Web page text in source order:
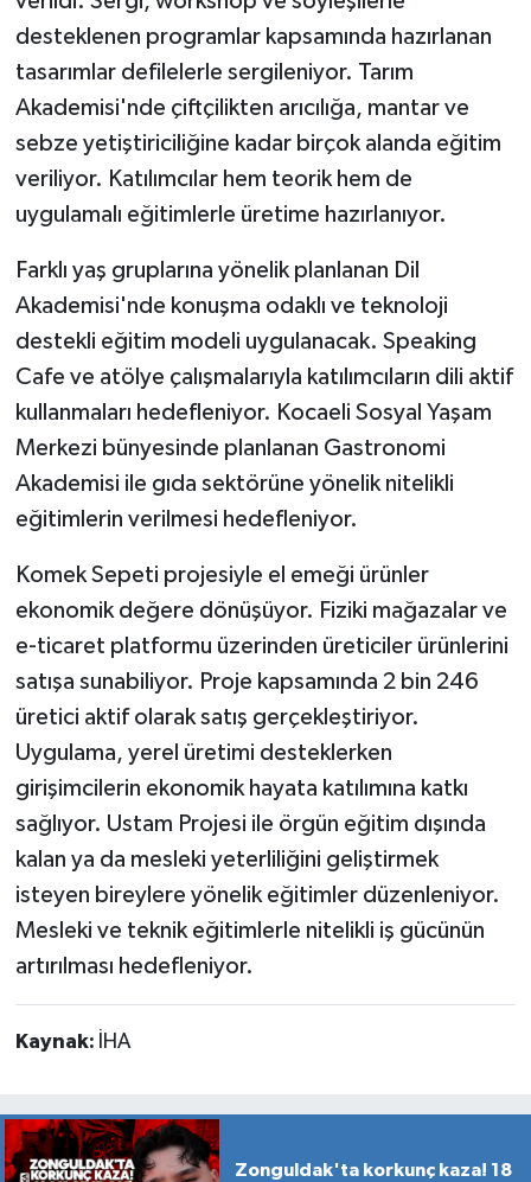
desteklenen programlar kapsamında hazırlanan
tasarımlar defilelerle sergileniyor. Tarım
Akademisi'nde çiftçilikten arıcılığa, mantar ve
sebze yetiştiriciliğine kadar birçok alanda eğitim
veriliyor. Katılımcılar hem teorik hem de
uygulamalı eğitimlerle üretime hazırlanıyor.
Farklı yaş gruplarına yönelik planlanan Dil
Akademisi'nde konuşma odaklı ve teknoloji
destekli eğitim modeli uygulanacak. Speaking
Cafe ve atölye çalışmalarıyla katılımcıların dili aktif
kullanmaları hedefleniyor. Kocaeli Sosyal Yaşam
Merkezi bünyesinde planlanan Gastronomi
Akademisi ile gıda sektörüne yönelik nitelikli
eğitimlerin verilmesi hedefleniyor.
Komek Sepeti projesiyle el emeği ürünler
ekonomik değere dönüşüyor. Fiziki mağazalar ve
e-ticaret platformu üzerinden üreticiler ürünlerini
satışa sunabiliyor. Proje kapsamında 2 bin 246
üretici aktif olarak satış gerçekleştiriyor.
Uygulama, yerel üretimi desteklerken
girişimcilerin ekonomik hayata katılımına katkı
sağlıyor. Ustam Projesi ile örgün eğitim dışında
kalan ya da mesleki yeterliliğini geliştirmek
isteyen bireylere yönelik eğitimler düzenleniyor.
Mesleki ve teknik eğitimlerle nitelikli iş gücünün
artırılması hedefleniyor.
Kaynak: İHA
Zonguldak'ta korkunç kaza! 18